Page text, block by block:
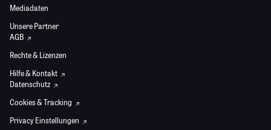
Mediadaten
Unsere Partner
AGB
Rechte & Lizenzen
Hilfe & Kontakt
Datenschutz
Cookies & Tracking
Privacy Einstellungen